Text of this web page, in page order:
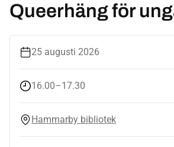
Queerhäng för
25 augusti 2026
16.00–17.30
Hammarby bibliotek